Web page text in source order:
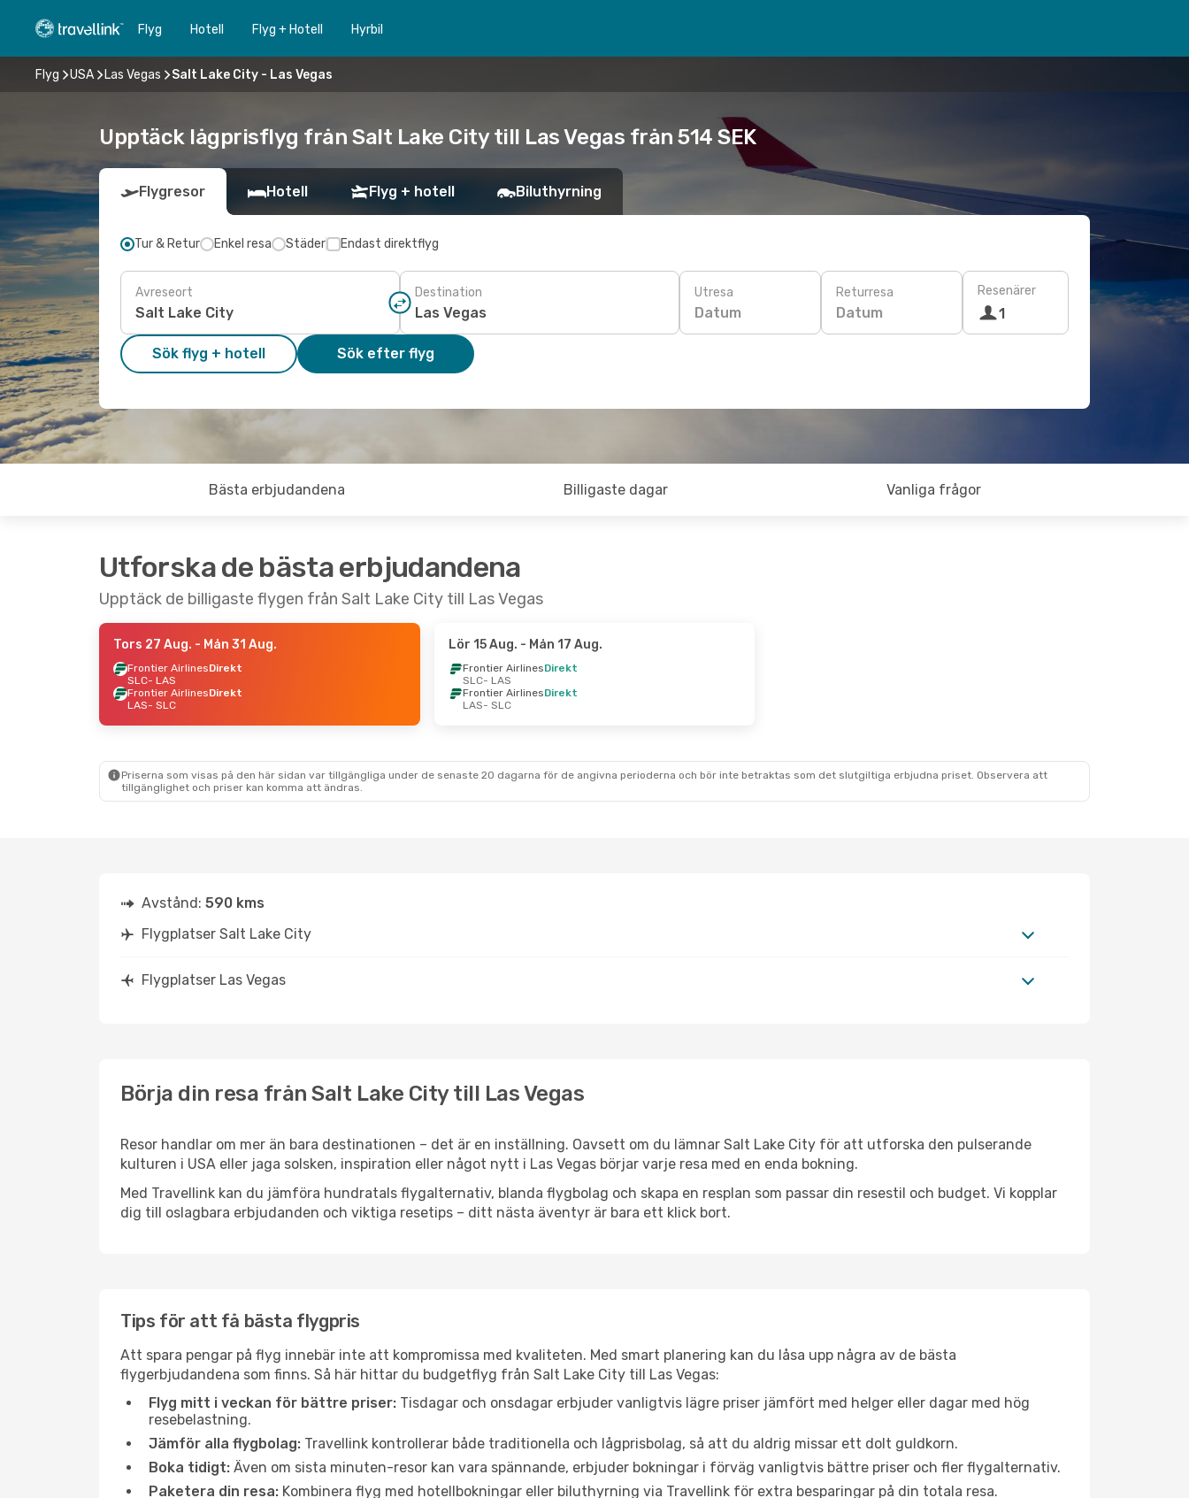
Flyg Hotell Flyg + Hotell Hyrbil
Flyg USA Las Vegas Salt Lake City - Las Vegas
Upptäck lågprisflyg från Salt Lake City till Las Vegas från 514 SEK
Flygresor Hotell Flyg + hotell Biluthyrning
Tur & Retur Enkel resa Städer Endast direktflyg
Avreseort Destination Utresa
Datum
Returresa
Datum
Resenärer
1
Sök flyg + hotell Sök efter flyg
Bästa erbjudandena Billigaste dagar Vanliga frågor
Utforska de bästa erbjudandena
Upptäck de billigaste flygen från Salt Lake City till Las Vegas
Tors 27 Aug. - Mån 31 Aug.
Frontier AirlinesDirekt
SLC- LAS
Frontier AirlinesDirekt
LAS- SLC
Lör 15 Aug. - Mån 17 Aug.
Frontier AirlinesDirekt
SLC- LAS
Frontier AirlinesDirekt
LAS- SLC
Priserna som visas på den här sidan var tillgängliga under de senaste 20 dagarna för de angivna perioderna och bör inte betraktas som det slutgiltiga erbjudna priset. Observera att
tillgänglighet och priser kan komma att ändras.
Avstånd: 590 kms
Flygplatser Salt Lake City
Flygplatser Las Vegas
Börja din resa från Salt Lake City till Las Vegas
Resor handlar om mer än bara destinationen – det är en inställning. Oavsett om du lämnar Salt Lake City för att utforska den pulserande
kulturen i USA eller jaga solsken, inspiration eller något nytt i Las Vegas börjar varje resa med en enda bokning.
Med Travellink kan du jämföra hundratals flygalternativ, blanda flygbolag och skapa en resplan som passar din resestil och budget. Vi kopplar
dig till oslagbara erbjudanden och viktiga resetips – ditt nästa äventyr är bara ett klick bort.
Tips för att få bästa flygpris
Att spara pengar på flyg innebär inte att kompromissa med kvaliteten. Med smart planering kan du låsa upp några av de bästa
flygerbjudandena som finns. Så här hittar du budgetflyg från Salt Lake City till Las Vegas:
Flyg mitt i veckan för bättre priser: Tisdagar och onsdagar erbjuder vanligtvis lägre priser jämfört med helger eller dagar med hög
resebelastning.
Jämför alla flygbolag: Travellink kontrollerar både traditionella och lågprisbolag, så att du aldrig missar ett dolt guldkorn.
Boka tidigt: Även om sista minuten-resor kan vara spännande, erbjuder bokningar i förväg vanligtvis bättre priser och fler flygalternativ.
Paketera din resa: Kombinera flyg med hotellbokningar eller biluthyrning via Travellink för extra besparingar på din totala resa.